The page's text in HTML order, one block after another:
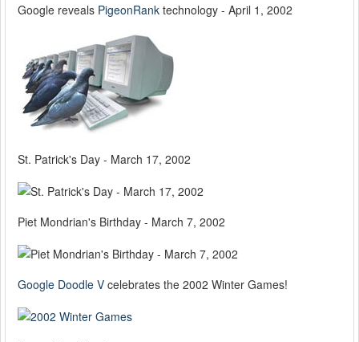
Google reveals PigeonRank technology - April 1, 2002
St. Patrick's Day - March 17, 2002
Piet Mondrian's Birthday - March 7, 2002
Google Doodle V celebrates the 2002 Winter Games!